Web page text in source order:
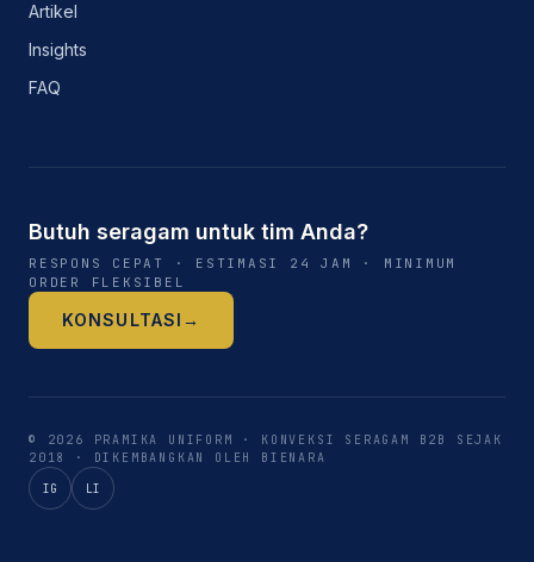
Artikel
Insights
FAQ
Butuh seragam untuk tim Anda?
RESPONS CEPAT · ESTIMASI 24 JAM · MINIMUM
ORDER FLEKSIBEL
KONSULTASI →
© 2026 PRAMIKA UNIFORM
· KONVEKSI SERAGAM B2B SEJAK
2018
·
DIKEMBANGKAN OLEH BIENARA
IG
LI